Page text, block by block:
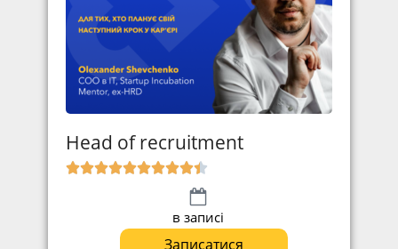
Head of recruitment
в записі
Записатися